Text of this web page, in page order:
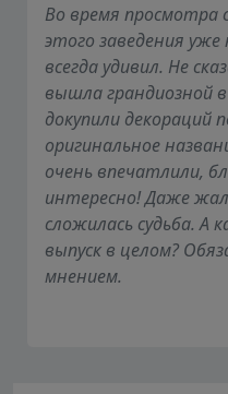
Во время просмотра
этого заведения
всегда удивил. Не
вышла грандиозной
докупили декораций
оригинальное
очень впечатлили,
интересно! Даже
сложилась судьба. А
выпуск в целом?
мнением.